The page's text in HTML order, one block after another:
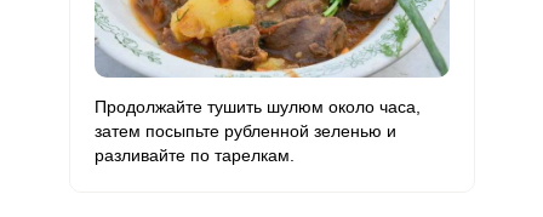
Продолжайте тушить шулюм около часа,
затем посыпьте рубленной зеленью и
разливайте по тарелкам.